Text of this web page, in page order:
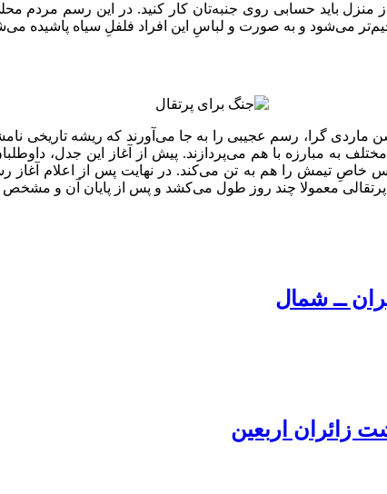
ماردی گرا، رسم عجیبی را به جا می‌آورند که ریشه
خاصِ تیمش را هم به تن می‌کند. در نهایت پس از اعلام آغاز
معمولا چند روز طول می‌کشد و پس از پایان آن و مشخص
ــ شمال
زائران اربعین